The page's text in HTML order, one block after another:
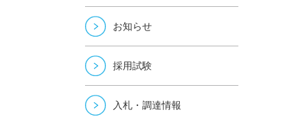
お知らせ
採用試験
入札・調達情報